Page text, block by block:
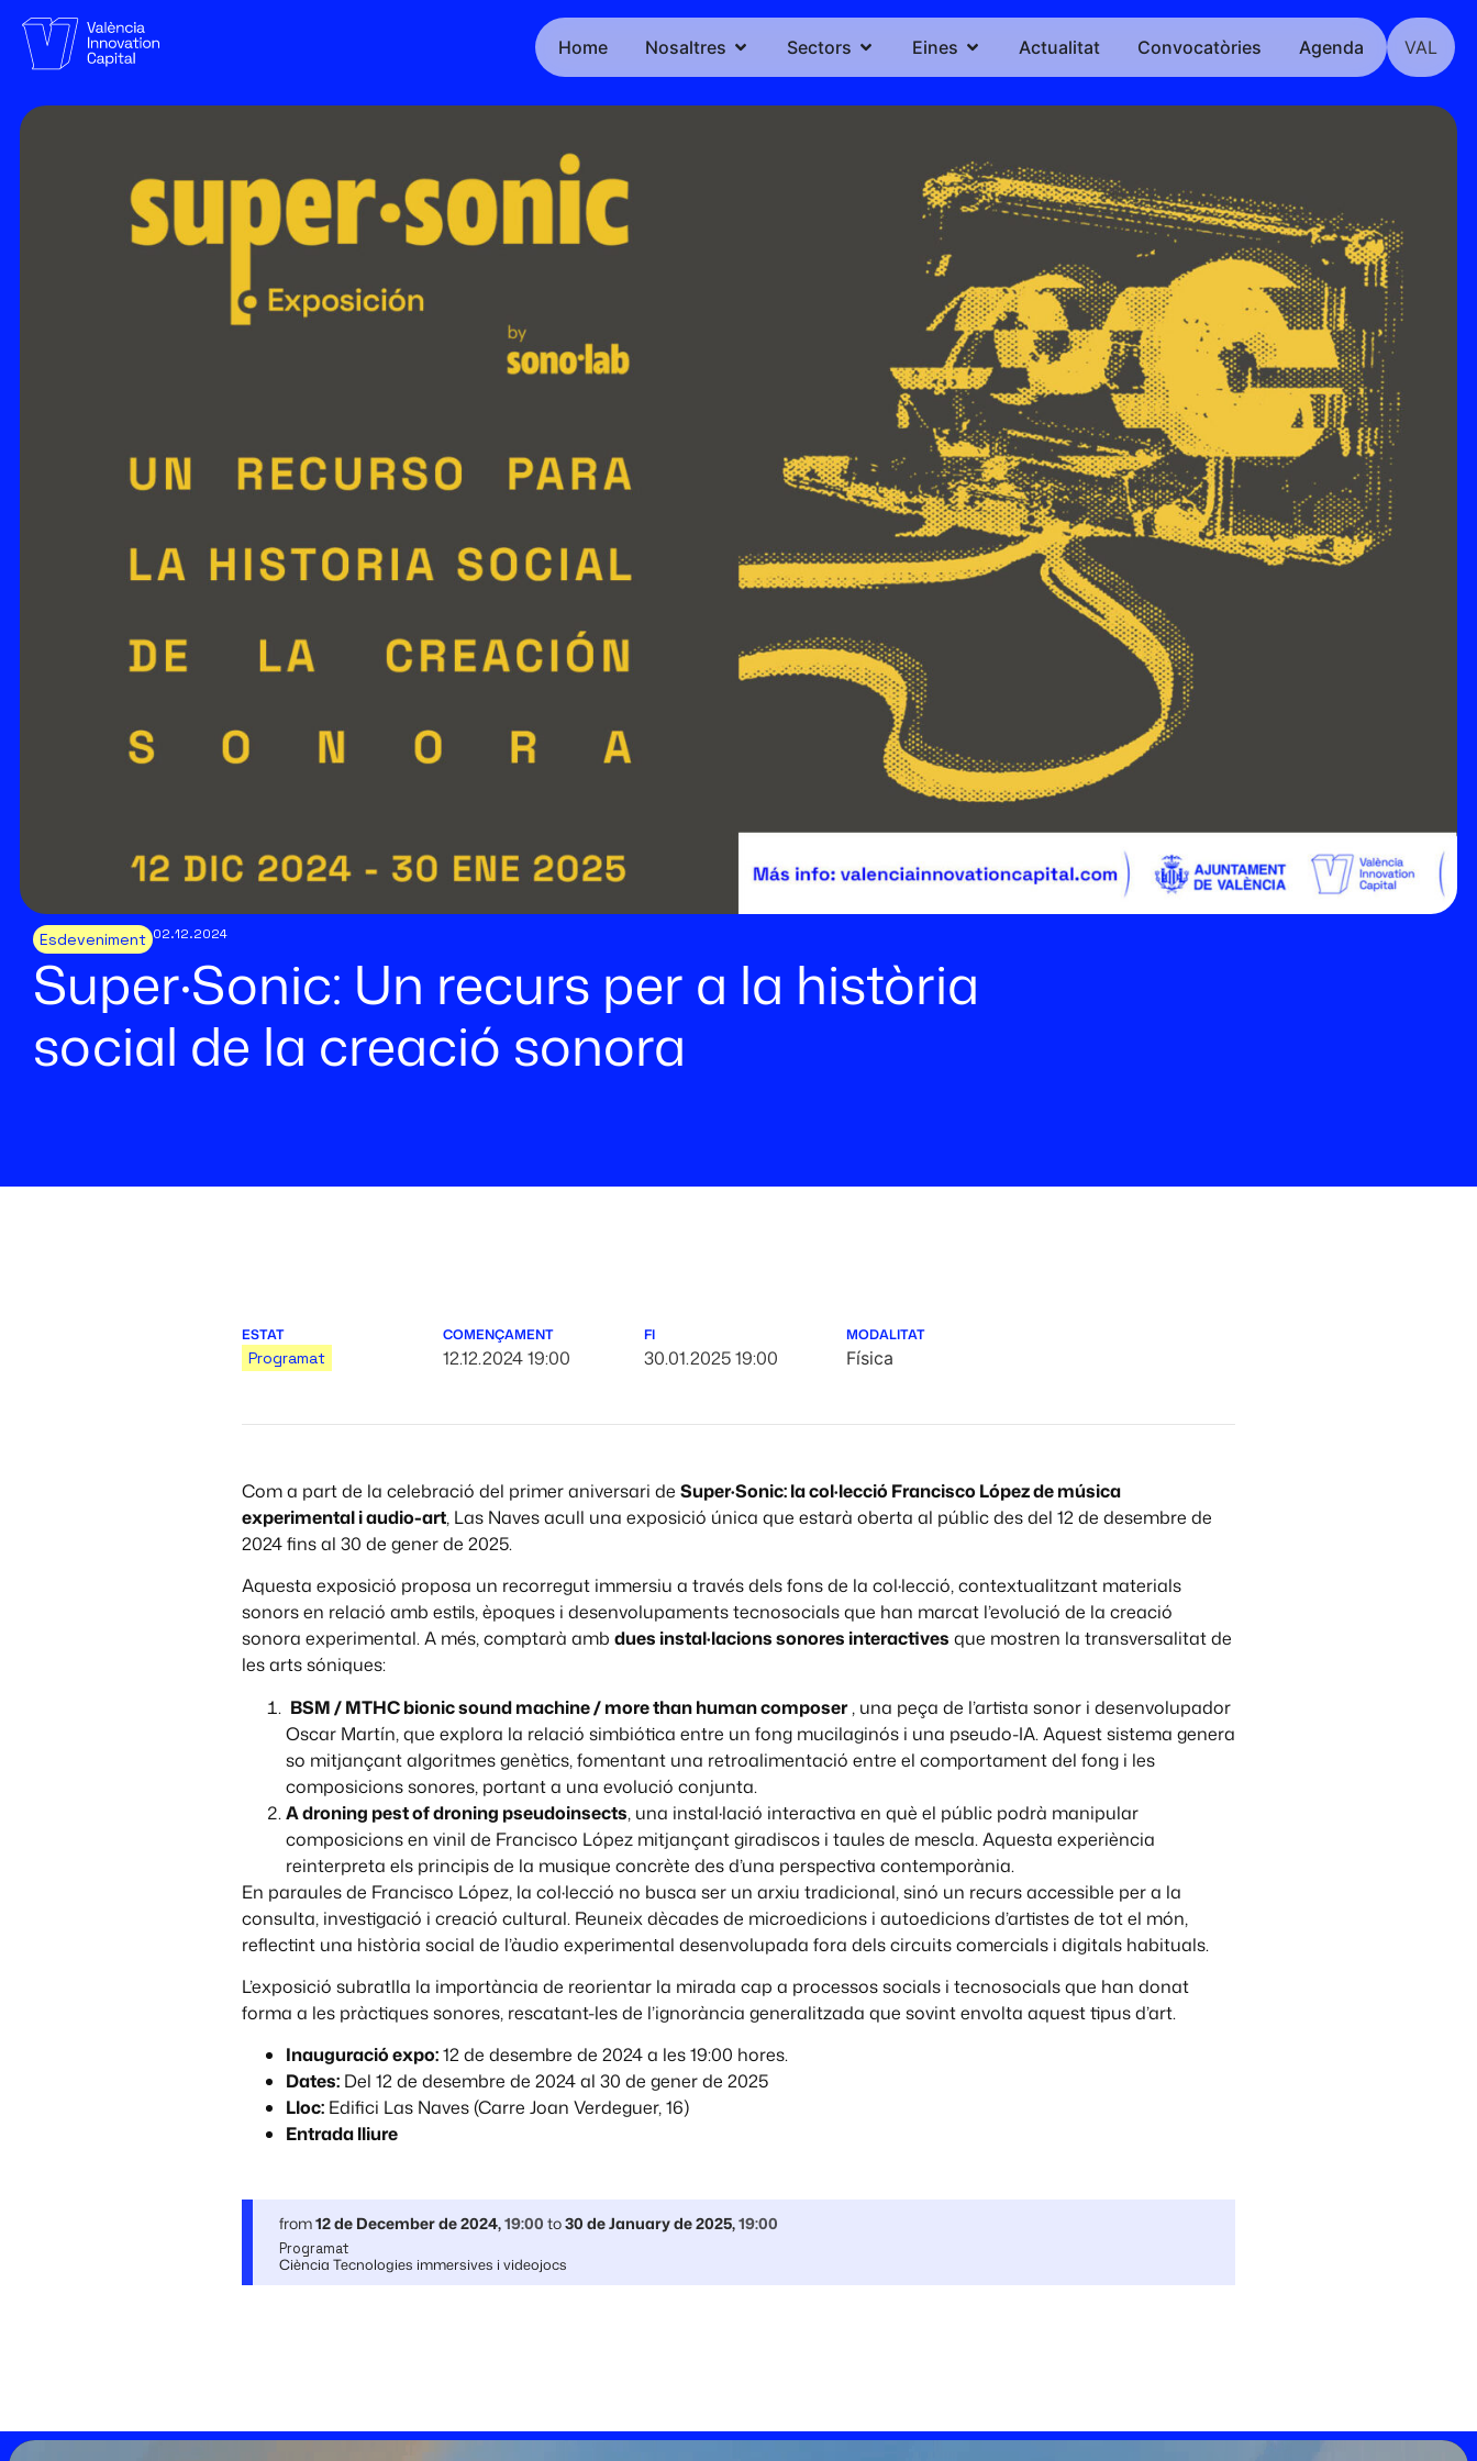
Home Nosaltres Sectors Eines Actualitat Convocatòries Agenda VAL
Esdeveniment 02.12.2024
Super·Sonic: Un recurs per a la història
social de la creació sonora
ESTAT
Programat
COMENÇAMENT
12.12.2024 19:00
FI
30.01.2025 19:00
MODALITAT
Física
Com a part de la celebració del primer aniversari de Super·Sonic: la col·lecció Francisco López de música
experimental i audio-art, Las Naves acull una exposició única que estarà oberta al públic des del 12 de desembre de
2024 fins al 30 de gener de 2025.
Aquesta exposició proposa un recorregut immersiu a través dels fons de la col·lecció, contextualitzant materials
sonors en relació amb estils, èpoques i desenvolupaments tecnosocials que han marcat l’evolució de la creació
sonora experimental. A més, comptarà amb dues instal·lacions sonores interactives que mostren la transversalitat de
les arts sóniques:
BSM / MTHC bionic sound machine / more than human composer, una peça de l’artista sonor i desenvolupador
Oscar Martín, que explora la relació simbiótica entre un fong mucilaginós i una pseudo-IA. Aquest sistema genera
so mitjançant algoritmes genètics, fomentant una retroalimentació entre el comportament del fong i les
composicions sonores, portant a una evolució conjunta.
A droning pest of droning pseudoinsects, una instal·lació interactiva en què el públic podrà manipular
composicions en vinil de Francisco López mitjançant giradiscos i taules de mescla. Aquesta experiència
reinterpreta els principis de la musique concrète des d’una perspectiva contemporània.
En paraules de Francisco López, la col·lecció no busca ser un arxiu tradicional, sinó un recurs accessible per a la
consulta, investigació i creació cultural. Reuneix dècades de microedicions i autoedicions d’artistes de tot el món,
reflectint una història social de l’àudio experimental desenvolupada fora dels circuits comercials i digitals habituals.
L’exposició subratlla la importància de reorientar la mirada cap a processos socials i tecnosocials que han donat
forma a les pràctiques sonores, rescatant-les de l’ignorància generalitzada que sovint envolta aquest tipus d’art.
Inauguració expo:12 de desembre de 2024 a les 19:00 hores.
Dates: Del 12 de desembre de 2024 al 30 de gener de 2025
Lloc: Edifici Las Naves (Carre Joan Verdeguer, 16)
Entrada lliure
from12 de December de 2024,19:00 to30 de January de 2025,19:00
Programat
Ciència Tecnologies immersives i videojocs